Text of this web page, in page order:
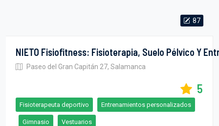
87
Paseo del Gran Capitán 27, Salamanca
5
Fisioterapeuta deportivo Entrenamientos personalizados
Gimnasio Vestuarios